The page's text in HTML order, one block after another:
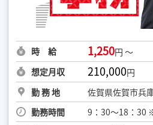
時 給 1,250円 ～
想定月収
210,000円
勤 務 地
佐賀県佐賀市兵
勤務時間
9：30～18：30